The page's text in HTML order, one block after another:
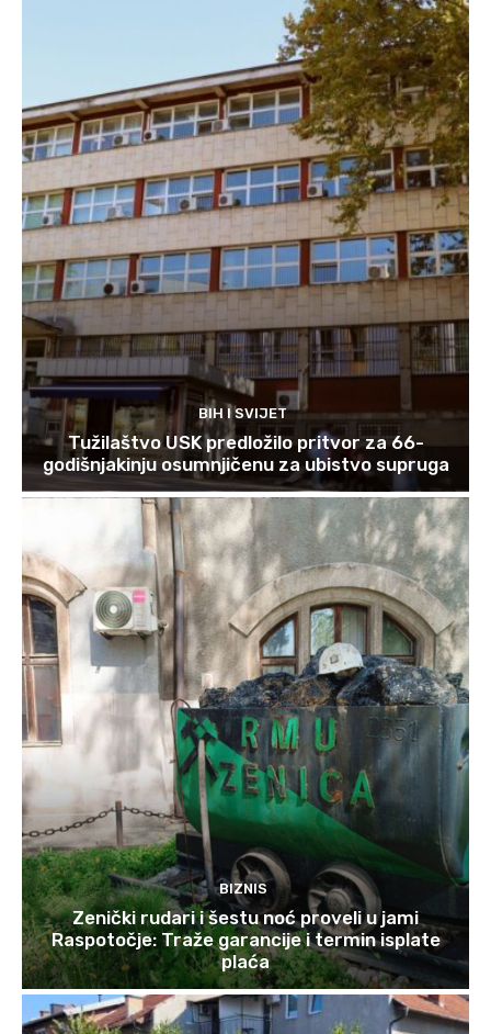
BIH I SVIJET
Tužilaštvo USK predložilo pritvor za 66-
godišnjakinju osumnjičenu za ubistvo supruga
BIZNIS
Zenički rudari i šestu noć proveli u jami
Raspotočje: Traže garancije i termin isplate
plaća